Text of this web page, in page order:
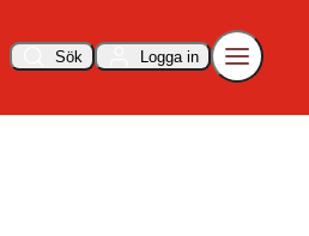
Sök Logga in